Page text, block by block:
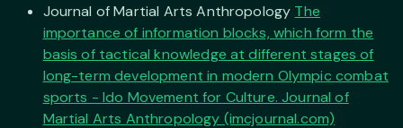
Journal of Martial Arts Anthropology The
importance of information blocks, which form the
basis of tactical knowledge at different stages of
long-term development in modern Olympic combat
sports - Ido Movement for Culture. Journal of
Martial Arts Anthropology (imcjournal.com)